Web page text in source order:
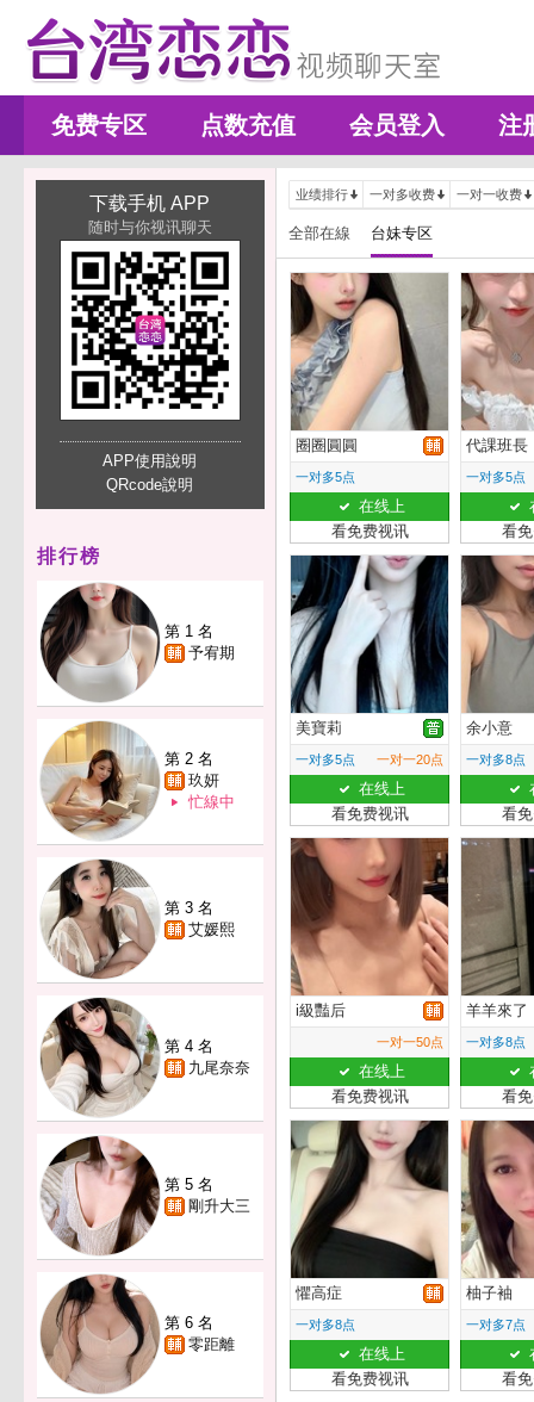
免费专区 点数充值 会员登入 注
下载手机 APP
随时与你视讯聊天
APP使用說明
QRcode說明
排行榜
第 1 名
予宥期
第 2 名
玖妍
忙線中
第 3 名
艾媛熙
第 4 名
九尾奈奈
第 5 名
剛升大三
第 6 名
零距離
业绩排行 一对多收费 一对一收费
全部在線 台妹专区
圈圈圓圓
一对多5点
在线上
看免费视讯
代課班長
一对多5点
看
美寶莉
一对多5点 一对一20点
在线上
看免费视讯
余小意
一对多8点
看
i級豔后
一对一50点
在线上
看免费视讯
羊羊來了
一对多8点
看
懼高症
一对多8点
在线上
看免费视讯
柚子袖
一对多7点
看